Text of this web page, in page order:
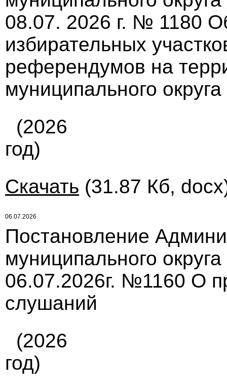
08.07. 2026 г. № 1180
избирательных
референдумов на
муниципального округа
(2026
год)
Скачать (31.87 Кб,
06.07.2026
Постановление
муниципального
06.07.2026г. №1160 О
слушаний
(2026
год)